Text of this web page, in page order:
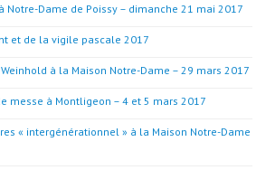
Notre-Dame de Poissy – dimanche 21 mai 2017
et de la vigile pascale 2017
à la Maison Notre-Dame – 29 mars 2017
messe à Montligeon – 4 et 5 mars 2017
« intergénérationnel » à la Maison Notre-Dame